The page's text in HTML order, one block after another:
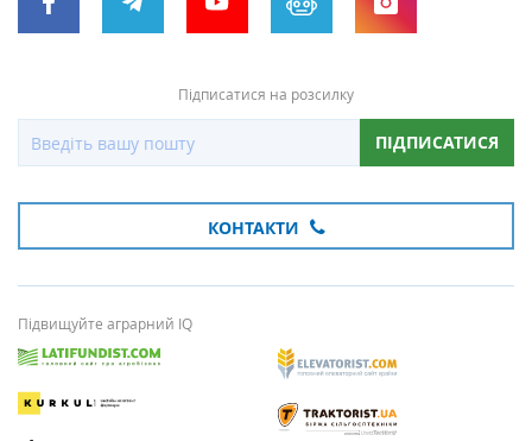
Підписатися на розсилку
ПІДПИСАТИСЯ
КОНТАКТИ
Підвищуйте аграрний IQ